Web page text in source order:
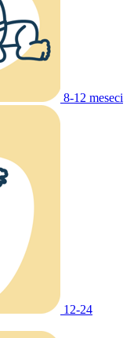
8-12 meseci
12-24